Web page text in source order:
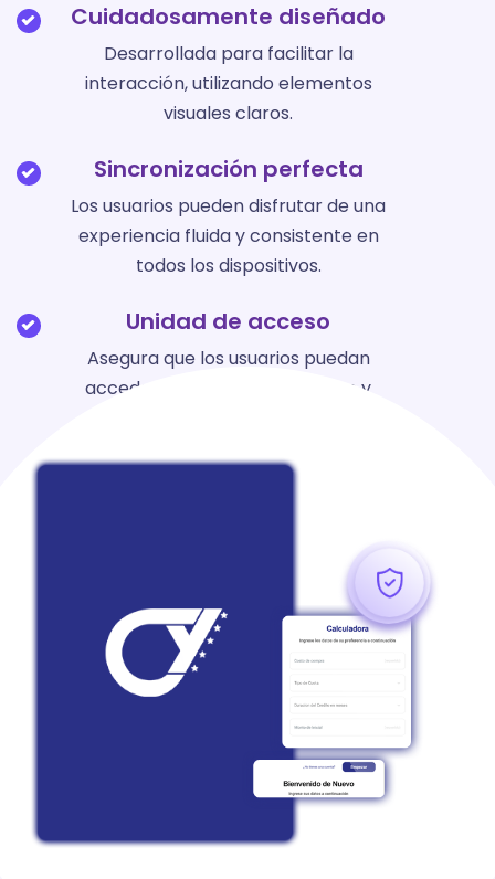
Cuidadosamente diseñado
Desarrollada para facilitar la
interacción, utilizando elementos
visuales claros.
Sincronización perfecta
Los usuarios pueden disfrutar de una
experiencia fluida y consistente en
todos los dispositivos.
Unidad de acceso
Asegura que los usuarios puedan
acceder de manera coherente y